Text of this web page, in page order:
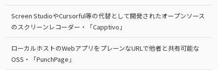
Screen StudioやCursorful等の代替として開発されたオープンソース
のスクリーンレコーダー・「Capptivo」
ローカルホストのWebアプリをプレーンなURLで他者と共有可能な
OSS・「PunchPage」